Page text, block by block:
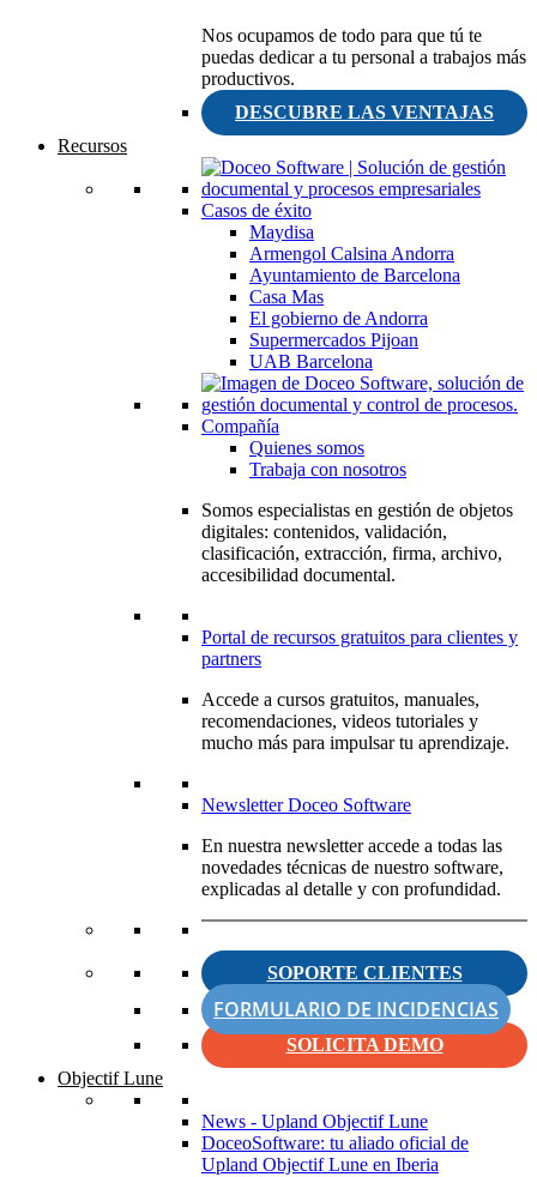
Nos ocupamos de todo para que tú te
puedas dedicar a tu personal a trabajos más
productivos.
DESCUBRE LAS VENTAJAS
Recursos
Casos de éxito
Maydisa
Armengol Calsina Andorra
Ayuntamiento de Barcelona
Casa Mas
El gobierno de Andorra
Supermercados Pijoan
UAB Barcelona
Compañía
Quienes somos
Trabaja con nosotros
Somos especialistas en gestión de objetos
digitales: contenidos, validación,
clasificación, extracción, firma, archivo,
accesibilidad documental.
Portal de recursos gratuitos para clientes y
partners
Accede a cursos gratuitos, manuales,
recomendaciones, videos tutoriales y
mucho más para impulsar tu aprendizaje.
Newsletter Doceo Software
En nuestra newsletter accede a todas las
novedades técnicas de nuestro software,
explicadas al detalle y con profundidad.
SOPORTE CLIENTES
FORMULARIO DE INCIDENCIAS
SOLICITA DEMO
Objectif Lune
News - Upland Objectif Lune
DoceoSoftware: tu aliado oficial de
Upland Objectif Lune en Iberia